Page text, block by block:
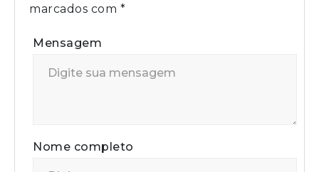
marcados com *
Mensagem
Nome completo